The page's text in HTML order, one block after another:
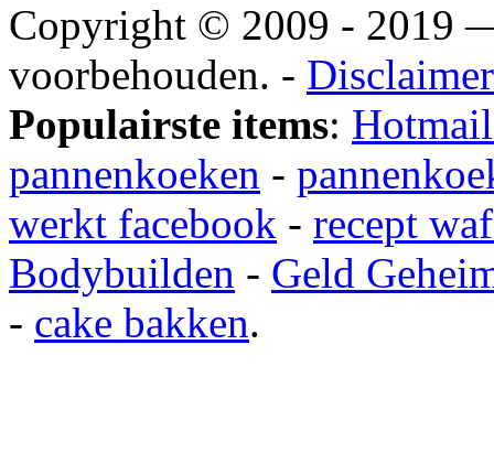
Copyright © 2009 - 2019
voorbehouden. - Disclaimer
Populairste items:
pannenkoeken -
werkt facebook - recept
Bodybuilden - Geld
- cake bakken.